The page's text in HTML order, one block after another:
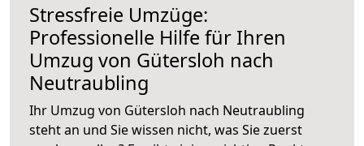
Stressfreie Umzüge:
Professionelle Hilfe für Ihren
Umzug von Gütersloh nach
Neutraubling
Ihr Umzug von Gütersloh nach Neutraubling
steht an und Sie wissen nicht, was Sie zuerst